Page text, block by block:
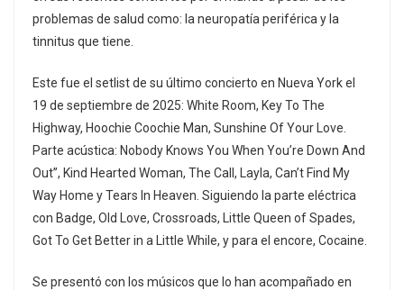
problemas de salud como: la neuropatía periférica y la
tinnitus que tiene.
Este fue el setlist de su último concierto en Nueva York el
19 de septiembre de 2025: White Room, Key To The
Highway, Hoochie Coochie Man, Sunshine Of Your Love.
Parte acústica: Nobody Knows You When You’re Down And
Out”, Kind Hearted Woman, The Call, Layla, Can’t Find My
Way Home y Tears In Heaven. Siguiendo la parte eléctrica
con Badge, Old Love, Crossroads, Little Queen of Spades,
Got To Get Better in a Little While, y para el encore, Cocaine.
Se presentó con los músicos que lo han acompañado en